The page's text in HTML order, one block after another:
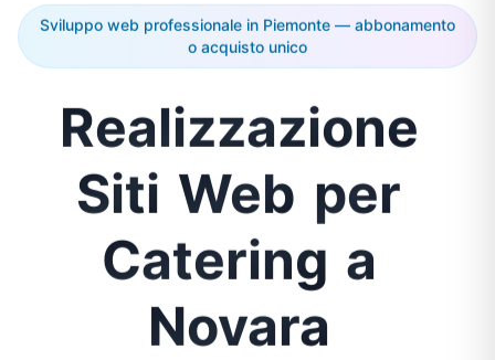
Sviluppo web professionale in Piemonte — abbonamento
o acquisto unico
Realizzazione
Siti Web per
Catering a
Novara